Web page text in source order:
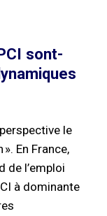
sont-
le
En France,
de l’emploi
à dominante